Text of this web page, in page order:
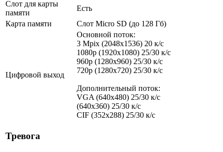
Слот для карты
памяти
Есть
Карта памяти
Слот Micro SD (до 128 Гб)
Цифровой выход
Основной поток:
3 Mpix (2048x1536) 20 к/с
1080p (1920x1080) 25/30 к/с
960p (1280х960) 25/30 к/с
720p (1280х720) 25/30 к/с
Дополнительный поток:
VGA (640x480) 25/30 к/с
(640x360) 25/30 к/с
CIF (352x288) 25/30 к/с
Тревога